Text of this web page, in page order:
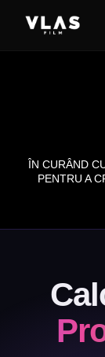
ÎN CURÂND
PENTRU A